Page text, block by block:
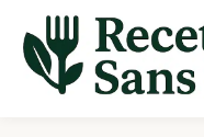
contenu